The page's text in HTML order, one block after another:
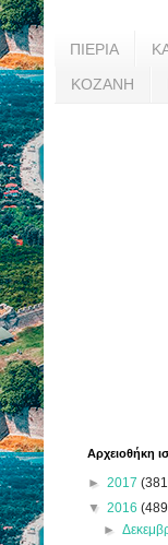
ΠΙΕΡΙΑ
ΚΟΖΑΝΗ
Αρχειοθήκη
► 2017
▼ 2016
►